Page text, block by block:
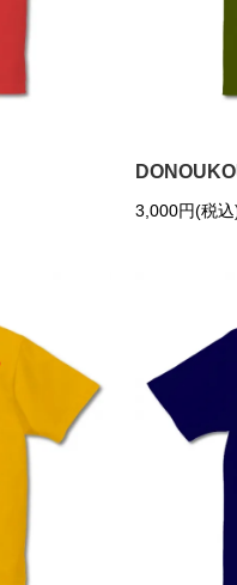
3,000円(税込